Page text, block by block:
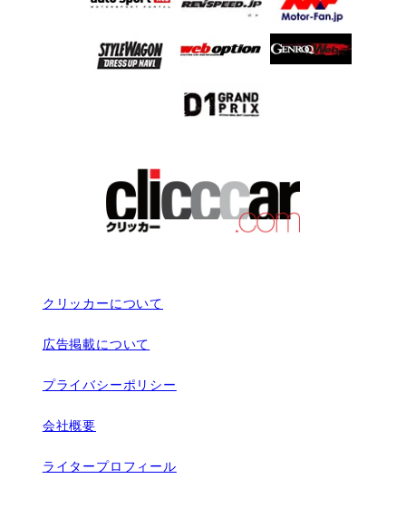
クリッカーについて
広告掲載について
プライバシーポリシー
会社概要
ライタープロフィール